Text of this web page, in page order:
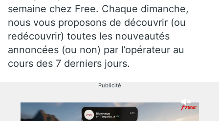
semaine chez Free. Chaque dimanche,
nous vous proposons de découvrir (ou
redécouvrir) toutes les nouveautés
annoncées (ou non) par l’opérateur au
cours des 7 derniers jours.
Publicité